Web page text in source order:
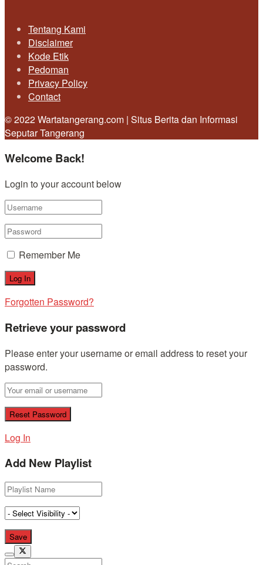
Tentang Kami
Disclaimer
Kode Etik
Pedoman
Privacy Policy
Contact
© 2022 Wartatangerang.com | Situs Berita dan Informasi
Seputar Tangerang
Welcome Back!
Login to your account below
Remember Me
Forgotten Password?
Retrieve your password
Please enter your username or email address to reset your
password.
Log In
Add New Playlist